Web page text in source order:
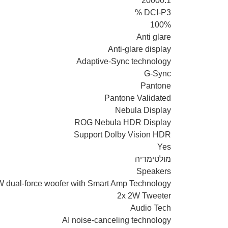
DCI-P3 %
100%
Anti glare
Anti-glare display
Adaptive-Sync technology
G-Sync
Pantone
Pantone Validated
Nebula Display
ROG Nebula HDR Display
Support Dolby Vision HDR
Yes
מולטימדיה
Speakers
dual-force woofer with Smart Amp Technology
2x 2W Tweeter
Audio Tech
AI noise-canceling technology